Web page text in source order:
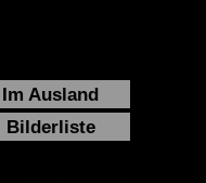
Im Ausland
Bilderliste